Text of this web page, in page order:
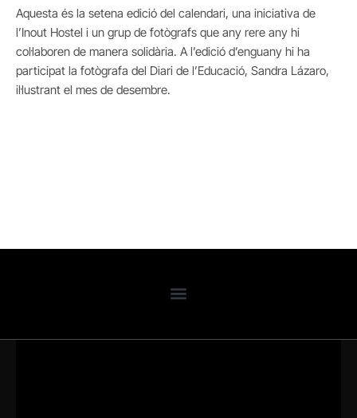
Aquesta és la setena edició del calendari, una iniciativa de
l’Inout Hostel i un grup de fotògrafs que any rere any hi
col·laboren de manera solidària. A l’edició d’enguany hi ha
participat la fotògrafa del Diari de l’Educació, Sandra Lázaro,
il·lustrant el mes de desembre.